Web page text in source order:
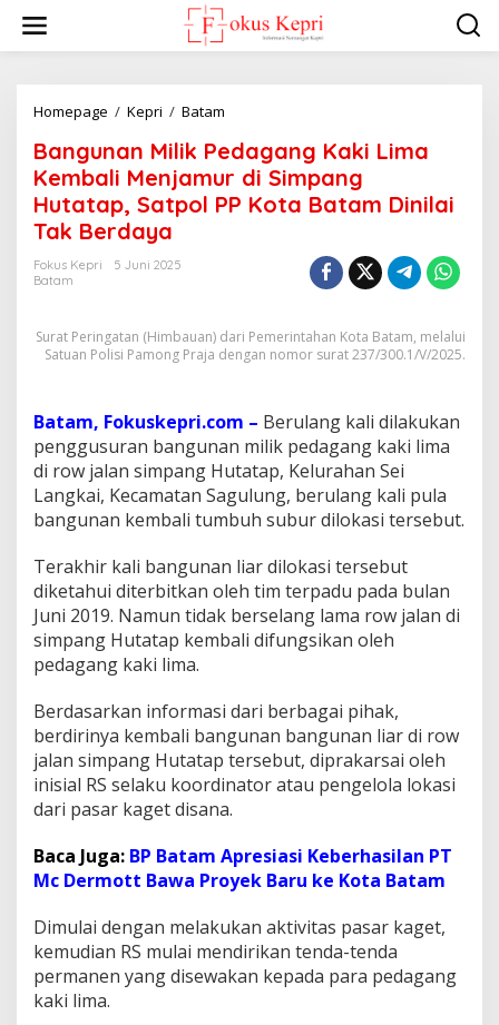
w
Homepage / Kepri / Batam
n
g
u
n
i
k
a
g
a
n
g
K
k
L
i
m
e
m
b
a
l
i
e
n
j
m
u
r
Bangunan Milik Pedagang Kaki Lima
Kembali Menjamur di Simpang
Hutatap, Satpol PP Kota Batam Dinilai
Tak Berdaya
Fokus Kepri
5 Juni 2025
Batam
Surat Peringatan (Himbauan) dari Pemerintahan Kota Batam, melalui
Satuan Polisi Pamong Praja dengan nomor surat 237/300.1/V/2025.
Batam, Fokuskepri.com – Berulang kali dilakukan
penggusuran bangunan milik pedagang kaki lima
di row jalan simpang Hutatap, Kelurahan Sei
Langkai, Kecamatan Sagulung, berulang kali pula
bangunan kembali tumbuh subur dilokasi tersebut.
Terakhir kali bangunan liar dilokasi tersebut
diketahui diterbitkan oleh tim terpadu pada bulan
Juni 2019. Namun tidak berselang lama row jalan di
simpang Hutatap kembali difungsikan oleh
pedagang kaki lima.
Berdasarkan informasi dari berbagai pihak,
berdirinya kembali bangunan bangunan liar di row
jalan simpang Hutatap tersebut, diprakarsai oleh
inisial RS selaku koordinator atau pengelola lokasi
dari pasar kaget disana.
Baca Juga: BP Batam Apresiasi Keberhasilan PT
Mc Dermott Bawa Proyek Baru ke Kota Batam
Dimulai dengan melakukan aktivitas pasar kaget,
kemudian RS mulai mendirikan tenda-tenda
permanen yang disewakan kepada para pedagang
kaki lima.